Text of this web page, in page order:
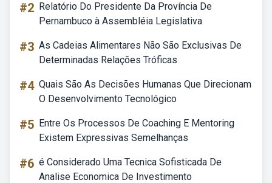
#2 Relatório Do Presidente Da Província De
Pernambuco à Assembléia Legislativa
#3 As Cadeias Alimentares Não São Exclusivas De
Determinadas Relações Tróficas
#4 Quais São As Decisões Humanas Que Direcionam
O Desenvolvimento Tecnológico
#5 Entre Os Processos De Coaching E Mentoring
Existem Expressivas Semelhanças
#6 é Considerado Uma Tecnica Sofisticada De
Analise Economica De Investimento